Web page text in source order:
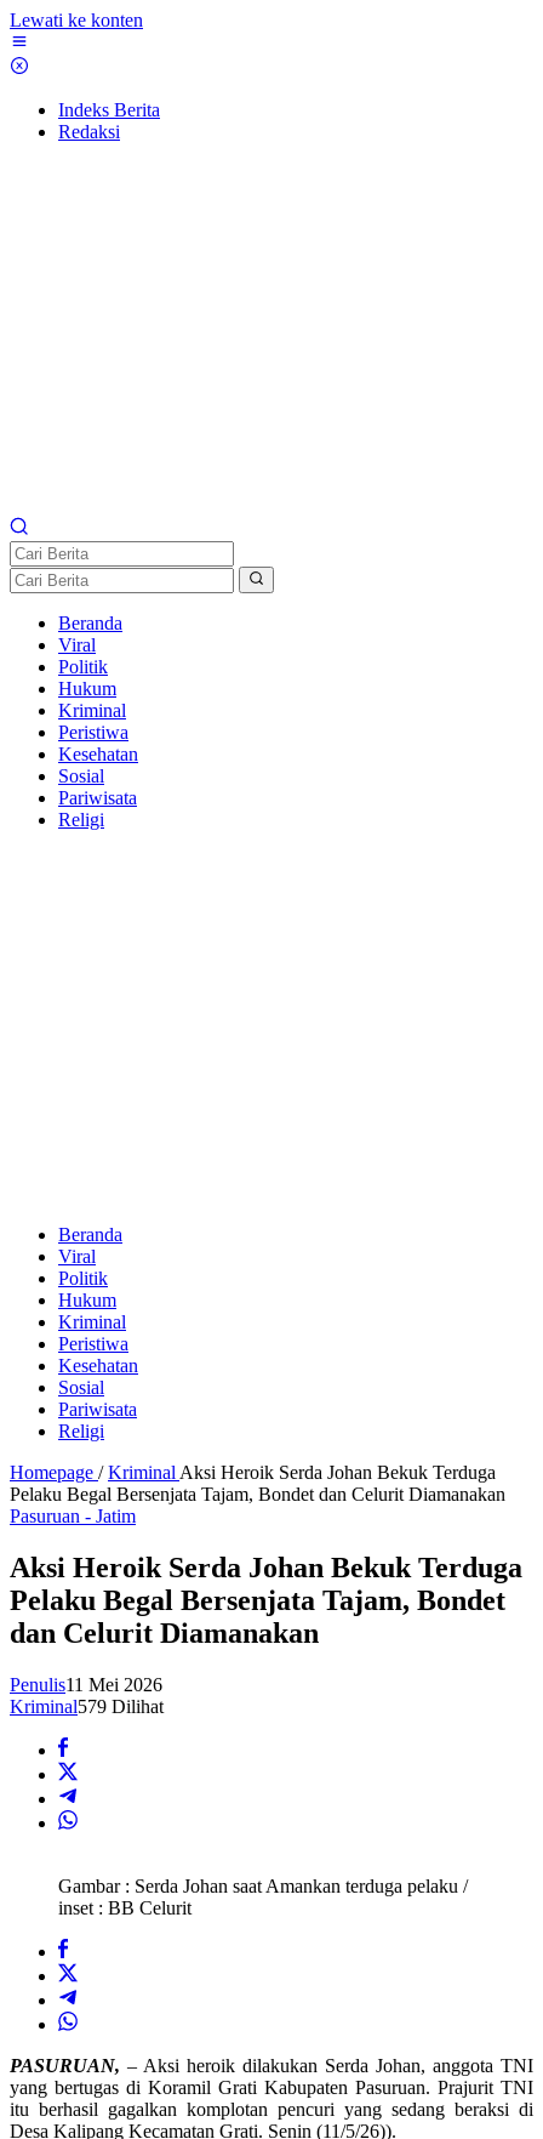
Lewati ke konten
Indeks Berita
Redaksi
Beranda
Viral
Politik
Hukum
Kriminal
Peristiwa
Kesehatan
Sosial
Pariwisata
Religi
Beranda
Viral
Politik
Hukum
Kriminal
Peristiwa
Kesehatan
Sosial
Pariwisata
Religi
Homepage / Kriminal Aksi Heroik Serda Johan Bekuk Terduga
Pelaku Begal Bersenjata Tajam, Bondet dan Celurit Diamanakan
Pasuruan - Jatim
Aksi Heroik Serda Johan Bekuk Terduga
Pelaku Begal Bersenjata Tajam, Bondet
dan Celurit Diamanakan
Penulis11 Mei 2026
Kriminal579 Dilihat
Gambar : Serda Johan saat Amankan terduga pelaku /
inset : BB Celurit
PASURUAN, – Aksi heroik dilakukan Serda Johan, anggota TNI
yang bertugas di Koramil Grati Kabupaten Pasuruan. Prajurit TNI
itu berhasil gagalkan komplotan pencuri yang sedang beraksi di
Desa Kalipang Kecamatan Grati. Senin (11/5/26)).